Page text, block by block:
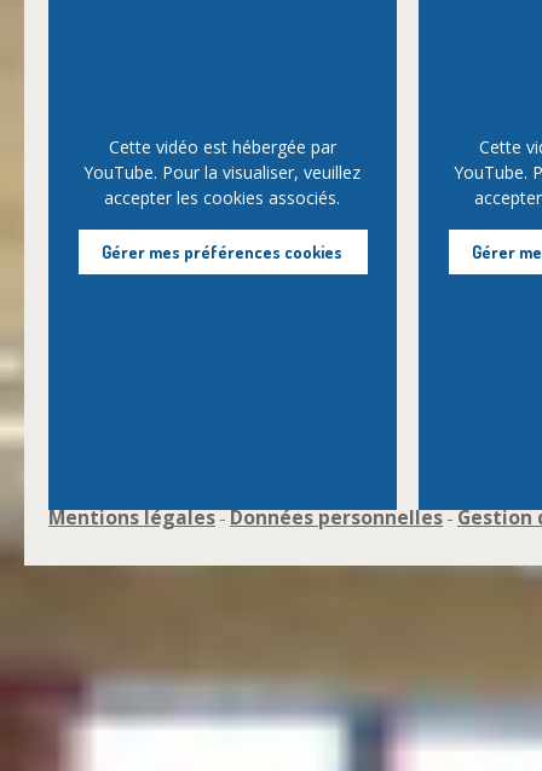
Cette vidéo est hébergée par
YouTube. Pour la visualiser, veuillez
accepter les cookies associés.
Gérer mes préférences cookies
Cette
YouTube.
Gérer
Mentions légales-Données personnelles-Gestion